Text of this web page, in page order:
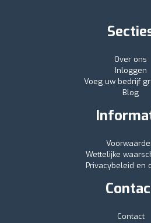
Over ons
Inloggen
Voeg uw bedrijf
Blog
Wettelijke
Privacybeleid en
Contact